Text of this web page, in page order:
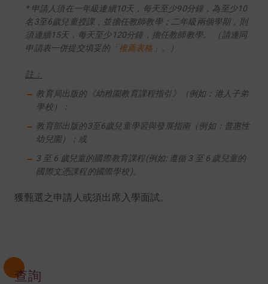
* 申請人須在一年級連續10天，每天至少90分鐘，為至少10
名3至6歲兒童授課，並擔任教師教學；二年級兩個學期，則
須連續15天，每天至少120分鐘，擔任教師教學。 （請連同
申請表一併提交填妥的「 推薦表格 」。）
註：
教育局出版的《幼稚園教育課程指引》（例如：港人子弟
學校）；
教育部出版的3至6歲兒童學習與發展指南（例如：普惠性
幼兒園）；或
3 至 6 歲兒童的國際教育課程(例如: 遵循 3 至 6 歲兒童的
國際文憑課程的國際學校)。
獲甄選之申請人或須出席入學面試。
查詢